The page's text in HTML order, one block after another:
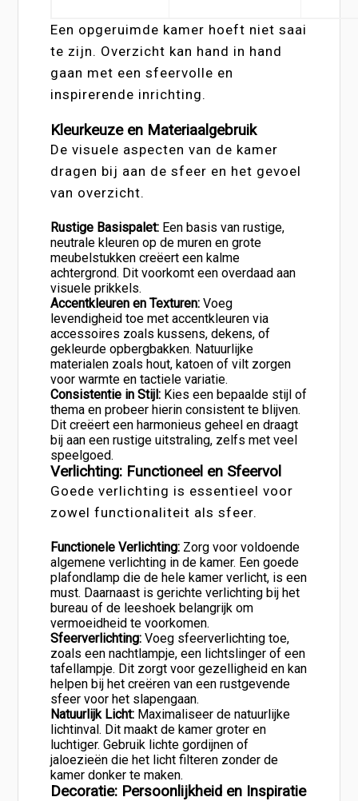
Een opgeruimde kamer hoeft niet saai
te zijn. Overzicht kan hand in hand
gaan met een sfeervolle en
inspirerende inrichting.
Kleurkeuze en Materiaalgebruik
De visuele aspecten van de kamer
dragen bij aan de sfeer en het gevoel
van overzicht.
Rustige Basispalet: Een basis van rustige,
neutrale kleuren op de muren en grote
meubelstukken creëert een kalme
achtergrond. Dit voorkomt een overdaad aan
visuele prikkels.
Accentkleuren en Texturen: Voeg
levendigheid toe met accentkleuren via
accessoires zoals kussens, dekens, of
gekleurde opbergbakken. Natuurlijke
materialen zoals hout, katoen of vilt zorgen
voor warmte en tactiele variatie.
Consistentie in Stijl: Kies een bepaalde stijl of
thema en probeer hierin consistent te blijven.
Dit creëert een harmonieus geheel en draagt
bij aan een rustige uitstraling, zelfs met veel
speelgoed.
Verlichting: Functioneel en Sfeervol
Goede verlichting is essentieel voor
zowel functionaliteit als sfeer.
Functionele Verlichting: Zorg voor voldoende
algemene verlichting in de kamer. Een goede
plafondlamp die de hele kamer verlicht, is een
must. Daarnaast is gerichte verlichting bij het
bureau of de leeshoek belangrijk om
vermoeidheid te voorkomen.
Sfeerverlichting: Voeg sfeerverlichting toe,
zoals een nachtlampje, een lichtslinger of een
tafellampje. Dit zorgt voor gezelligheid en kan
helpen bij het creëren van een rustgevende
sfeer voor het slapengaan.
Natuurlijk Licht: Maximaliseer de natuurlijke
lichtinval. Dit maakt de kamer groter en
luchtiger. Gebruik lichte gordijnen of
jaloezieën die het licht filteren zonder de
kamer donker te maken.
Decoratie: Persoonlijkheid en Inspiratie